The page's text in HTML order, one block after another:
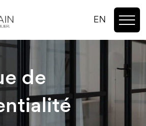
EN
de